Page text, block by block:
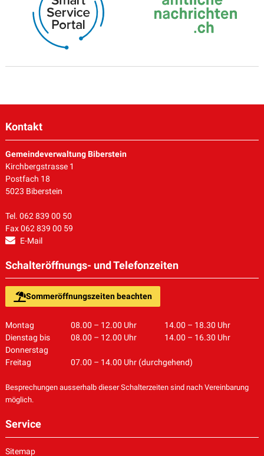
Kontakt
Gemeindeverwaltung Biberstein
Kirchbergstrasse 1
Postfach 18
5023 Biberstein
Tel. 062 839 00 50
Fax 062 839 00 59
E-Mail
Schalteröffnungs- und Telefonzeiten
Sommeröffnungszeiten beachten
Montag 08.00 – 12.00 Uhr
14.00 – 18.30 Uhr
Dienstag bis
Donnerstag
08.00 – 12.00 Uhr 14.00 – 16.30 Uhr
Freitag 07.00 – 14.00 Uhr (durchgehend)
Besprechungen ausserhalb dieser Schalterzeiten sind nach Vereinbarung
möglich.
Service
Sitemap